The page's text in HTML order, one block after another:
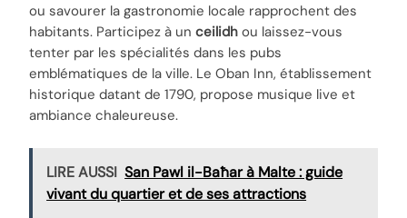
ou savourer la gastronomie locale rapprochent des
habitants. Participez à unceilidh ou laissez-vous
tenter par les spécialités dans les pubs
emblématiques de la ville. Le Oban Inn, établissement
historique datant de 1790, propose musique live et
ambiance chaleureuse.
LIRE AUSSI San Pawl il-Baħar à Malte : guide
vivant du quartier et de ses attractions